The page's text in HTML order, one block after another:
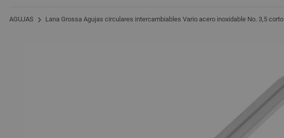
AGUJAS Lana Grossa Agujas circulares intercambiables Vario acero inoxidable No. 3,5 corto